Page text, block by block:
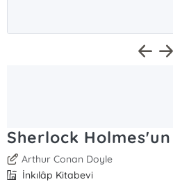
Sherlock Holmes'un
Arthur Conan Doyle
İnkılâp Kitabevi